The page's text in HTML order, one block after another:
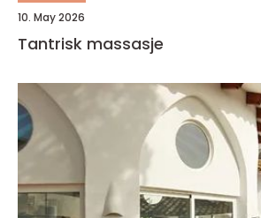
10. May 2026
Tantrisk massasje